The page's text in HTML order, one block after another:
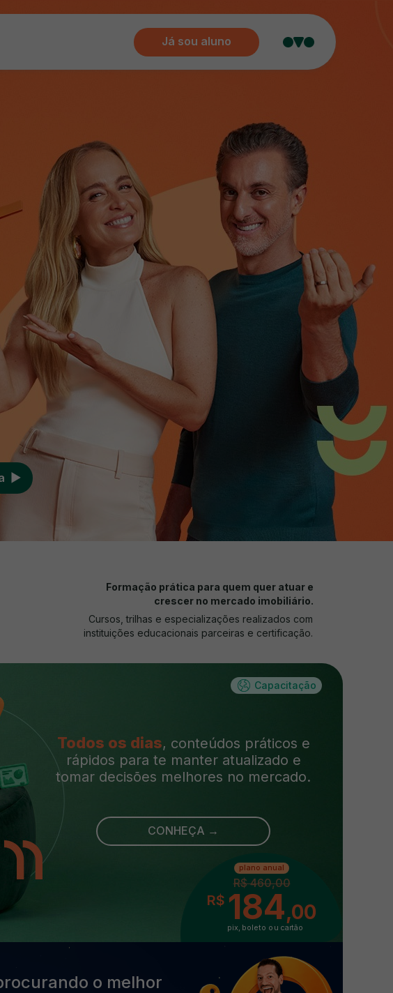
‎▶︎
Formação prática para quem quer atuar e
crescer no mercado imobiliário.
Cursos, trilhas e especializações realizados com
instituições educacionais parceiras e certificação.
Já sou aluno
Todos os dias, conteúdos práticos e
rápidos para te manter atualizado e
tomar decisões melhores no mercado.
R$ 184,00
pix, boleto ou cartão
Capacitação
plano anual
CONHEÇA →
R$ 460,00
o melhor